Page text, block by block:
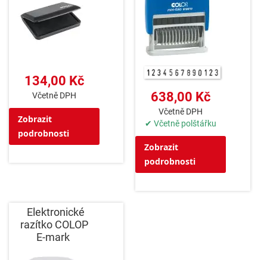
134,00 Kč
Včetně DPH
Zobrazit
podrobnosti
638,00 Kč
Včetně DPH
✔ Včetně polštářku
Zobrazit
podrobnosti
Elektronické
razítko COLOP
E-mark